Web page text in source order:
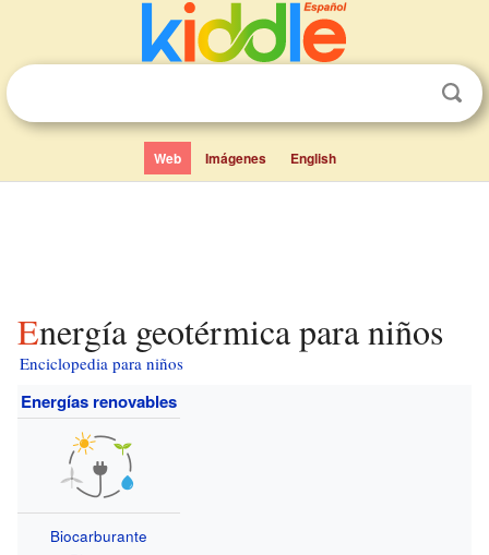
Web Imágenes English
Energía geotérmica para niños
Enciclopedia para niños
Energías renovables
Biocarburante